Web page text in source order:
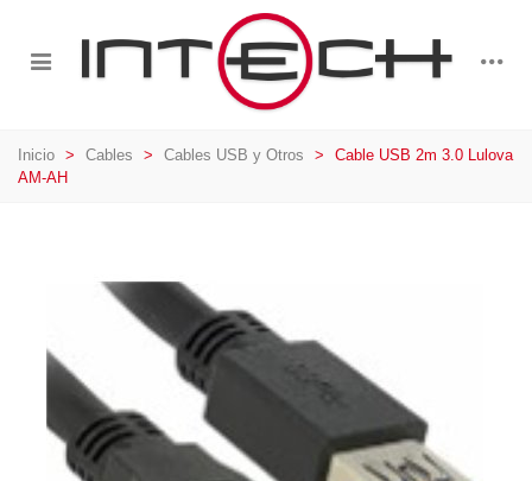
Inicio > Cables > Cables USB y Otros >
Cable USB 2m 3.0 Lulova
AM-AH